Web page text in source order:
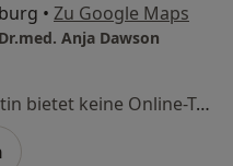
• Zu Google Maps
Anja Dawson
Dieser Arzt bzw. diese Ärztin bietet keine Online-Terminbuchung an diesem Standort an.